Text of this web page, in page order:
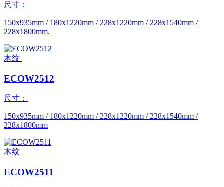
尺寸：
150x935mm / 180x1220mm / 228x1220mm / 228x1540mm /
228x1800mm.
木纹
ECOW2512
尺寸：
150x935mm / 180x1220mm / 228x1220mm / 228x1540mm /
228x1800mm
木纹
ECOW2511